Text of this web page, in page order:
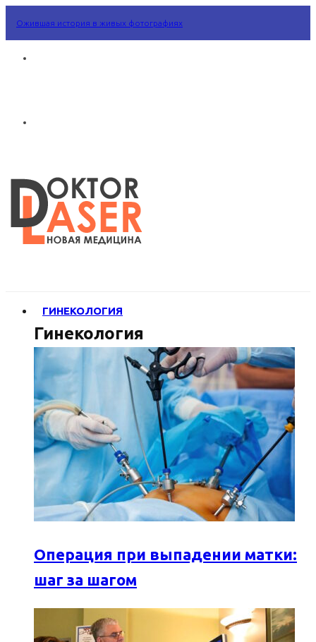
Ожившая история в живых фотографиях
ГИНЕКОЛОГИЯ
Гинекология
Операция при выпадении матки:
шаг за шагом